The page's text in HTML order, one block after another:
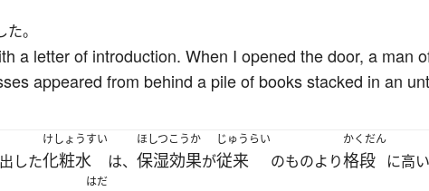
。
a letter of introduction. When I opened the door, a man
appeared from behind a pile of books stacked in an
した
けしょうすい
化粧水 は、
ほしつこうか
保湿効果が
じゅうらい
従来 のものより
かくだん
格段 に高
はだ